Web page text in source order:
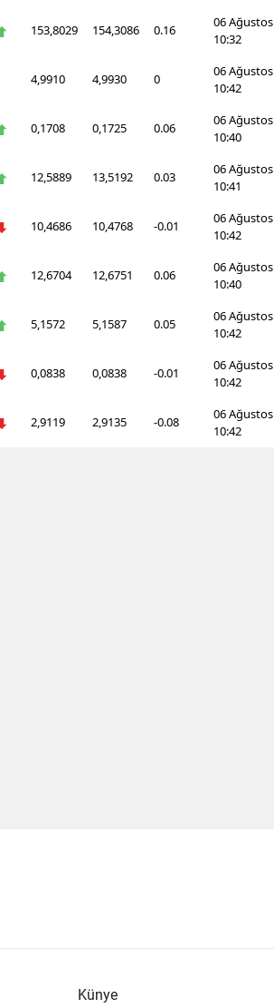
153,8029 154,3086 0.16
06 Ağustos
10:32
4,9910 4,9930 0
06 Ağustos
10:42
0,1708 0,1725 0.06
06 Ağustos
10:40
12,5889 13,5192 0.03
06 Ağustos
10:41
10,4686 10,4768 -0.01
06 Ağustos
10:42
12,6704 12,6751 0.06
06 Ağustos
10:40
5,1572 5,1587 0.05
06 Ağustos
10:42
0,0838 0,0838 -0.01
06 Ağustos
10:42
2,9119 2,9135 -0.08
06 Ağustos
10:42
Künye